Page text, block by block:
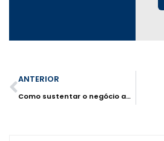
ANTERIOR
Como sustentar o negócio ao longo do tempo?